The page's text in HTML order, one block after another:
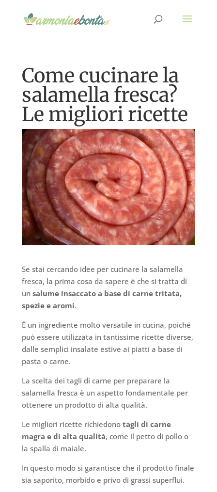
Come cucinare la
salamella fresca?
Le migliori ricette
Se stai cercando idee per cucinare la salamella
fresca, la prima cosa da sapere è che si tratta di
un salume insaccato a base di carne tritata,
spezie e aromi.
È un ingrediente molto versatile in cucina, poiché
può essere utilizzata in tantissime ricette diverse,
dalle semplici insalate estive ai piatti a base di
pasta o carne.
La scelta dei tagli di carne per preparare la
salamella fresca è un aspetto fondamentale per
ottenere un prodotto di alta qualità.
Le migliori ricette richiedono tagli di carne
magra e di alta qualità, come il petto di pollo o
la spalla di maiale.
In questo modo si garantisce che il prodotto finale
sia saporito, morbido e privo di grassi superflui.